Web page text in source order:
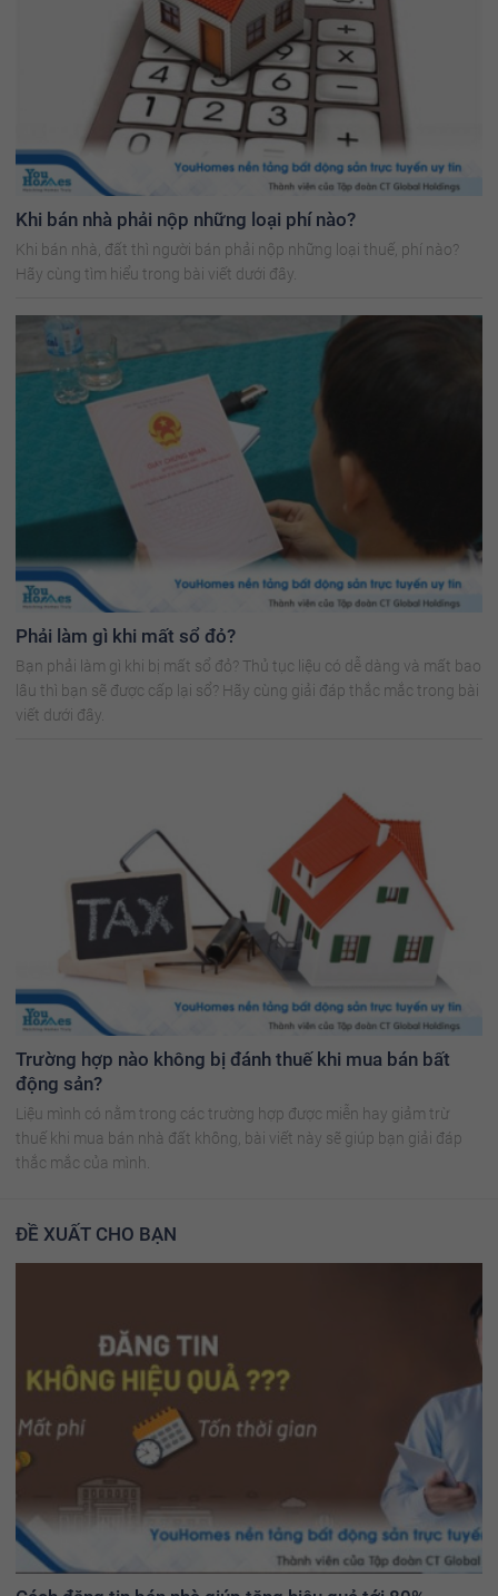
Khi bán nhà phải nộp những loại phí nào?
Khi bán nhà, đất thì người bán phải nộp những loại thuế, phí nào?
Hãy cùng tìm hiểu trong bài viết dưới đây.
Phải làm gì khi mất sổ đỏ?
Bạn phải làm gì khi bị mất sổ đỏ? Thủ tục liệu có dễ dàng và mất bao
lâu thì bạn sẽ được cấp lại sổ? Hãy cùng giải đáp thắc mắc trong bài
viết dưới đây.
Trường hợp nào không bị đánh thuế khi mua bán bất
động sản?
Liệu mình có nằm trong các trường hợp được miễn hay giảm trừ
thuế khi mua bán nhà đất không, bài viết này sẽ giúp bạn giải đáp
thắc mắc của mình.
ĐỀ XUẤT CHO BẠN